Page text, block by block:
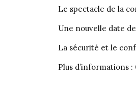
Le spectacle de la
Une nouvelle date
La sécurité et le
Plus d’informations :